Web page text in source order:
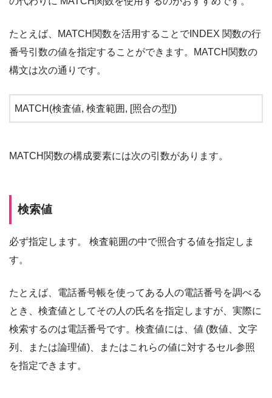
たとえば、MATCH関数を活用することでINDEX 関数の行
番号引数の値を指定することができます。MATCH関数の
構文は次の通りです。
MATCH(検査値, 検査範囲, [照合の型])
MATCH関数の構成要素には次の引数があります。
検索値
必ず指定します。 検査範囲の中で照合する値を指定しま
す。
たとえば、電話番号帳を使ってある人の電話番号を調べる
とき、検査値としてその人の氏名を指定しますが、実際に
検索するのは電話番号です。検査値には、値 (数値、文字
列、または論理値)、またはこれらの値に対するセル参照
を指定できます。